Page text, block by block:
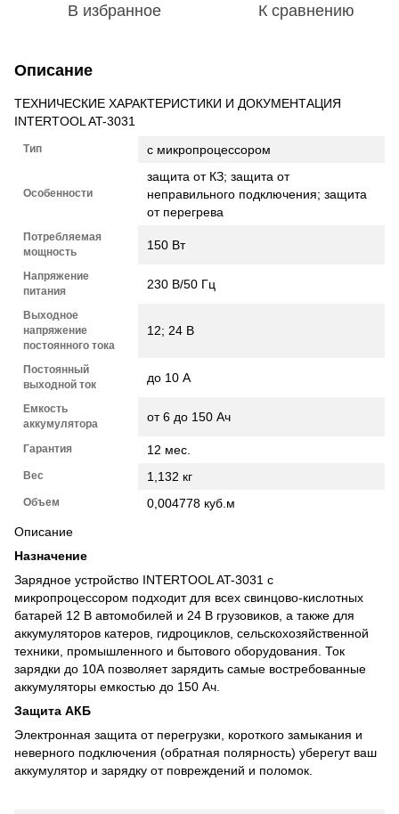
В избранное К сравнению
Описание
ТЕХНИЧЕСКИЕ ХАРАКТЕРИСТИКИ И ДОКУМЕНТАЦИЯ
INTERTOOL AT-3031
Тип с микропроцессором
Особенности
защита от КЗ; защита от
неправильного подключения; защита
от перегрева
Потребляемая
мощность
150 Вт
Напряжение
питания
230 В/50 Гц
Выходное
напряжение
постоянного тока
12; 24 В
Постоянный
выходной ток
до 10 А
Емкость
аккумулятора
от 6 до 150 Ач
Гарантия 12 мес.
Вес 1,132 кг
Объем
0,004778 куб.м
Описание
Назначение
Зарядное устройство INTERTOOL AT-3031 с
микропроцессором подходит для всех свинцово-кислотных
батарей 12 В автомобилей и 24 В грузовиков, а также для
аккумуляторов катеров, гидроциклов, сельскохозяйственной
техники, промышленного и бытового оборудования. Ток
зарядки до 10А позволяет зарядить самые востребованные
аккумуляторы емкостью до 150 Ач.
Защита АКБ
Электронная защита от перегрузки, короткого замыкания и
неверного подключения (обратная полярность) уберегут ваш
аккумулятор и зарядку от повреждений и поломок.